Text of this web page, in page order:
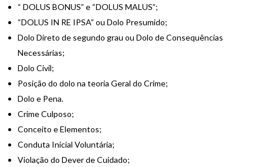
“ DOLUS BONUS” e “DOLUS MALUS”;
“DOLUS IN RE IPSA” ou Dolo Presumido;
Dolo Direto de segundo grau ou Dolo de Consequências
Necessárias;
Dolo Civil;
Posição do dolo na teoria Geral do Crime;
Dolo e Pena.
Crime Culposo;
Conceito e Elementos;
Conduta Inicial Voluntária;
Violação do Dever de Cuidado;